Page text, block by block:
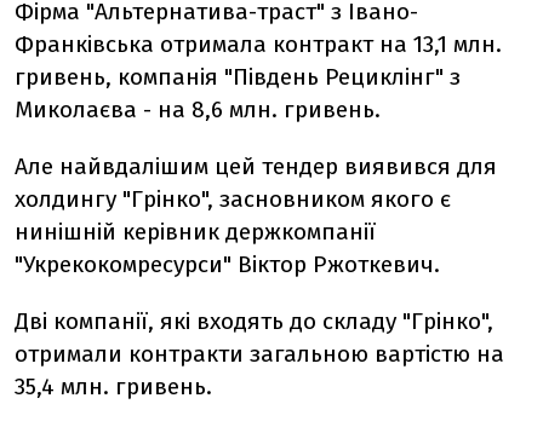
Фірма "Альтернатива-траст" з Івано-
Франківська отримала контракт на 13,1 млн.
гривень, компанія "Південь Рециклінг" з
Миколаєва - на 8,6 млн. гривень.
Але найвдалішим цей тендер виявився для
холдингу "Грінко", засновником якого є
нинішній керівник держкомпанії
"Укрекокомресурси" Віктор Ржоткевич.
Дві компанії, які входять до складу "Грінко",
отримали контракти загальною вартістю на
35,4 млн. гривень.